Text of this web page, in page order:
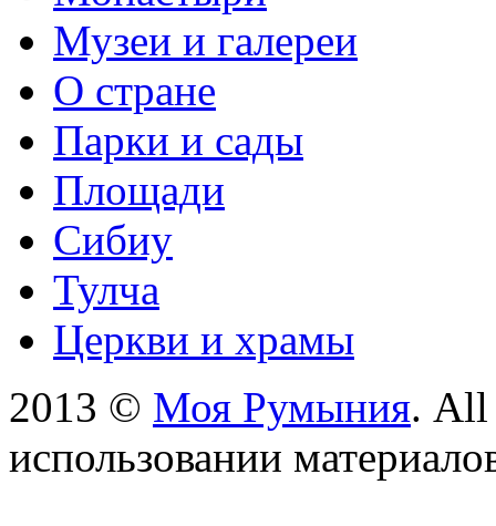
Музеи и галереи
О стране
Парки и сады
Площади
Сибиу
Тулча
Церкви и храмы
2013 © Моя Румыния. All
использовании